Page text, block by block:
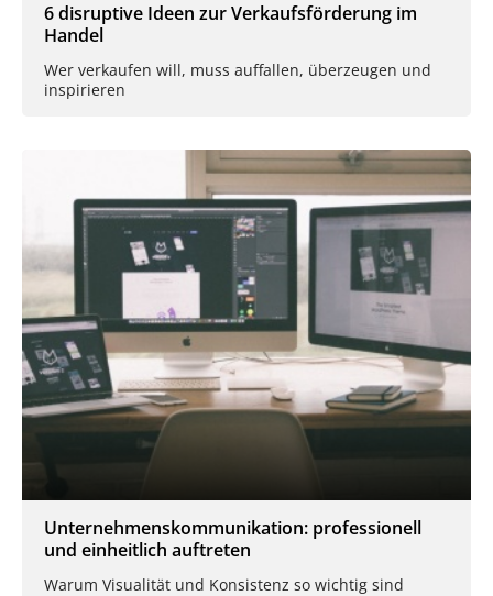
6 disruptive Ideen zur Verkaufsförderung im
Handel
Wer verkaufen will, muss auffallen, überzeugen und
inspirieren
Unternehmenskommunikation: professionell
und einheitlich auftreten
Warum Visualität und Konsistenz so wichtig sind